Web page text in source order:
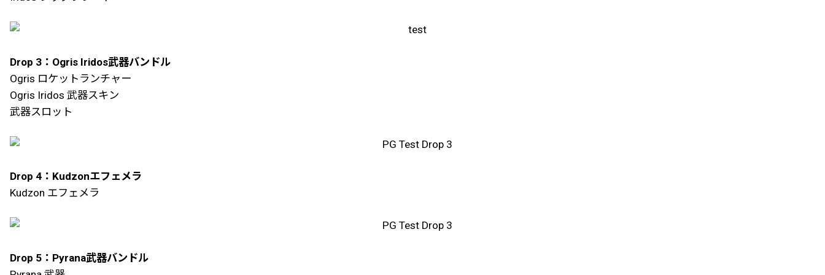
Drop 3：Ogris Iridos武器バンドル
Ogris ロケットランチャー
Ogris Iridos 武器スキン
武器スロット
Drop 4：Kudzonエフェメラ
Kudzon エフェメラ
Drop 5：Pyrana武器バンドル